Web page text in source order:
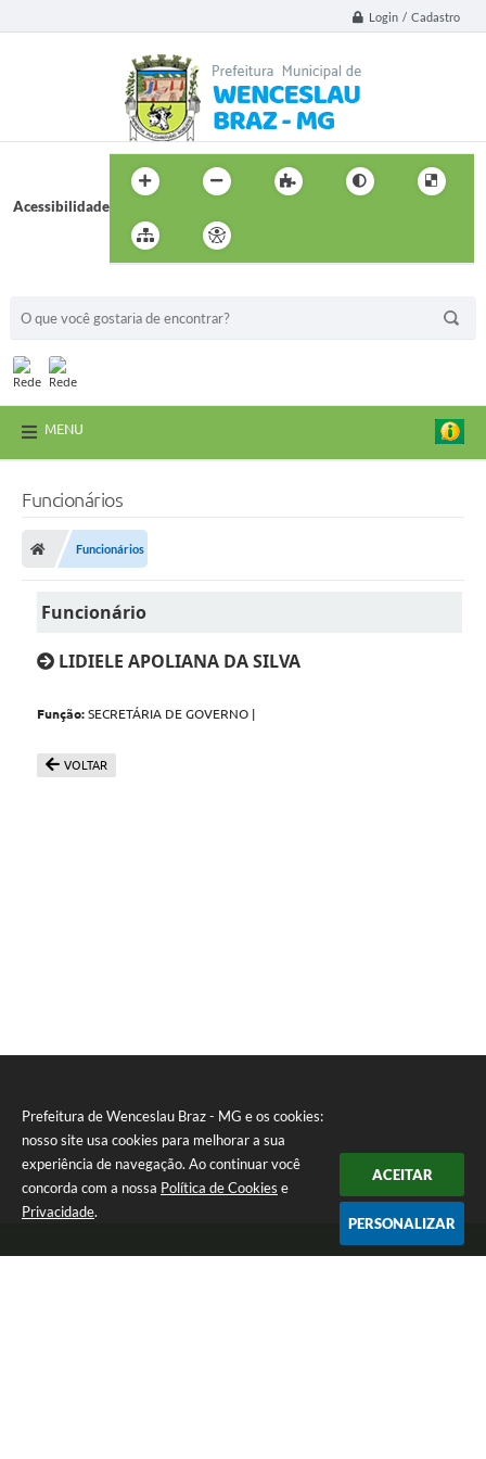
Prefeitura de Wenceslau Braz - MG e os cookies:
nosso site usa cookies para melhorar a sua
experiência de navegação. Ao continuar você
concorda com a nossa Política de Cookies e
Privacidade.
ACEITAR
PERSONALIZAR
Login / Cadastro
Acessibilidade
MENU
Funcionários
Funcionários
Funcionário
LIDIELE APOLIANA DA SILVA
Função: SECRETÁRIA DE GOVERNO |
VOLTAR
Telefone: (35) 99971-1768